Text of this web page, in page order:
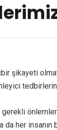
şikayeti
tedbirlerin
da her